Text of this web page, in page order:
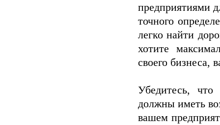
предприятиями
точного
легко найти
хотите
своего бизнеса,
Убедитесь,
должны иметь
вашем